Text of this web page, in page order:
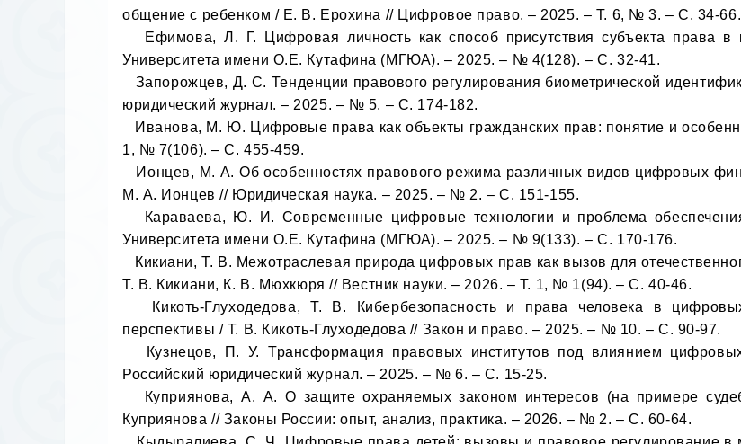
общение с ребенком / Е. В. Ерохина // Цифровое право. – 2025. – Т. 6, № 3. – С. 34-66.
Университета имени О.Е. Кутафина (МГЮА). – 2025. – № 4(128). – С. 32-41.
юридический журнал. – 2025. – № 5. – С. 174-182.
1, № 7(106). – С. 455-459.
М. А. Ионцев // Юридическая наука. – 2025. – № 2. – С. 151-155.
Университета имени О.Е. Кутафина (МГЮА). – 2025. – № 9(133). – С. 170-176.
Т. В. Кикиани, К. В. Мюхкюря // Вестник науки. – 2026. – Т. 1, № 1(94). – С. 40-46.
перспективы / Т. В. Кикоть-Глуходедова // Закон и право. – 2025. – № 10. – С. 90-97.
Российский юридический журнал. – 2025. – № 6. – С. 15-25.
Куприянова // Законы России: опыт, анализ, практика. – 2026. – № 2. – С. 60-64.